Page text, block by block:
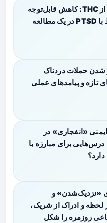
استفاده نسخه‌ای از THC: کاهش قابل‌توجه
کابوس‌های مرتبط با PTSD در یک مطالعه
شدن حملات دردناک
تازه و پیامدهای عملی
«انفجاری» در
برای مبارزه با
«نزدیک‌شدن» و
و ادراک از شریک،
روزمره را شکل